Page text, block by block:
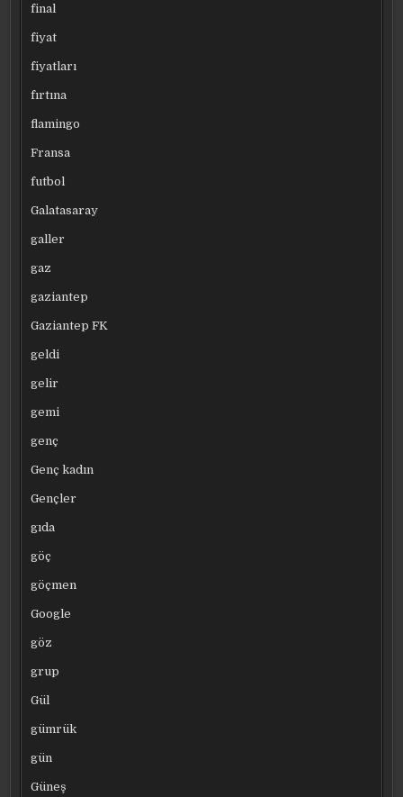
final
fiyat
fiyatları
fırtına
flamingo
Fransa
futbol
Galatasaray
galler
gaz
gaziantep
Gaziantep FK
geldi
gelir
gemi
genç
Genç kadın
Gençler
gıda
göç
göçmen
Google
göz
grup
Gül
gümrük
gün
Güneş